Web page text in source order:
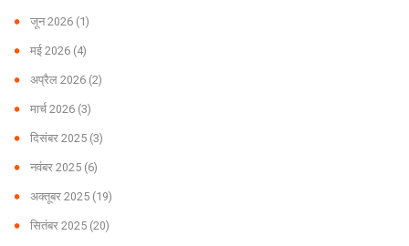
जून 2026 (1)
मई 2026 (4)
अप्रैल 2026 (2)
मार्च 2026 (3)
दिसंबर 2025 (3)
नवंबर 2025 (6)
अक्तूबर 2025 (19)
सितंबर 2025 (20)